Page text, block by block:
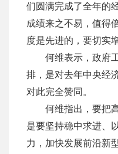
们圆满完成了全年的
成绩来之不易，值得
度是先进的，要切实
何维表示，政府
排，是对去年中央经
对此完全赞同。
何维指出，要把
是要坚持稳中求进、
力，加快发展前沿新